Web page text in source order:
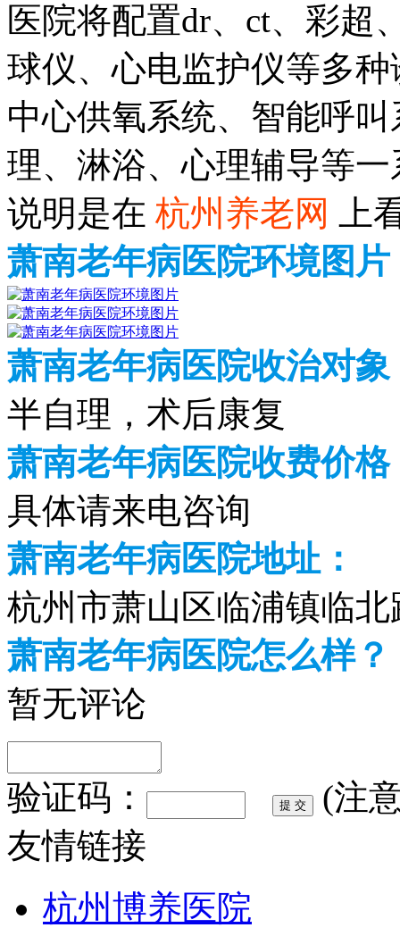
医院将配置dr、ct、彩超
球仪、心电监护仪等多
中心供氧系统、智能呼
理、淋浴、心理辅导等
说明是在 杭州养老网
上
萧南老年病医院环境图片
萧南老年病医院收治对象
半自理，术后康复
萧南老年病医院收费价格
具体请来电咨询
萧南老年病医院地址：
杭州市萧山区临浦镇临北
萧南老年病医院怎么样？
暂无评论
验证码：
(注
友情链接
杭州博养医院